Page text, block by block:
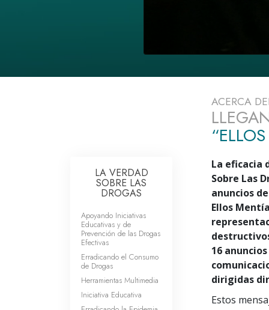
ACERCA
La eficacia
Sobre Las
anuncios
Ellos
16
dirigidas
Estos
LA VERDAD
SOBRE LAS
DROGAS
Apoyando Iniciativas
Educativas y de
Prevención de las Drogas
Efectivas
Erradicando el Consumo
de Drogas
Herramientas Multimedia
Iniciativa Educativa